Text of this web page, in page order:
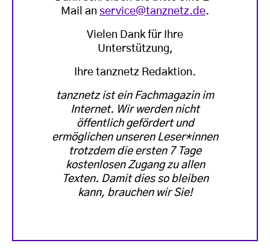
Mail an service@tanznetz.de.
Vielen Dank für Ihre
Unterstützung,
Ihre tanznetz Redaktion.
tanznetz ist ein Fachmagazin im
Internet. Wir werden nicht
öffentlich gefördert und
ermöglichen unseren Leser*innen
trotzdem die ersten 7 Tage
kostenlosen Zugang zu allen
Texten. Damit dies so bleiben
kann, brauchen wir Sie!